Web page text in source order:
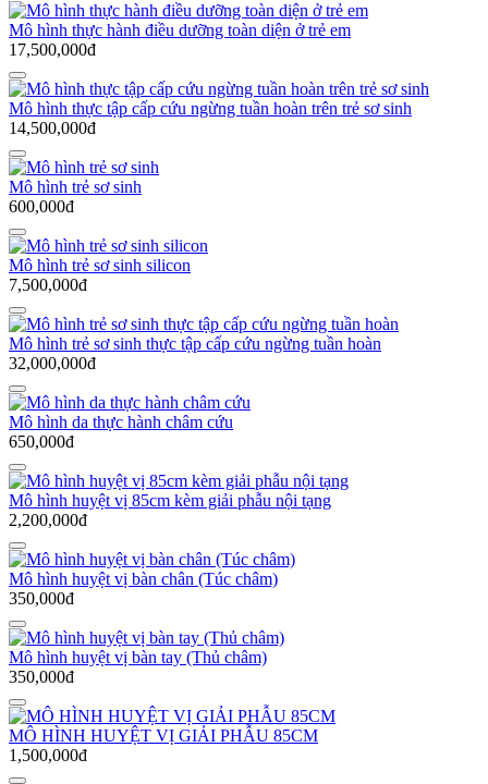
Mô hình thực hành điều dưỡng toàn diện ở trẻ em
17,500,000đ
Mô hình thực tập cấp cứu ngừng tuần hoàn trên trẻ sơ sinh
14,500,000đ
Mô hình trẻ sơ sinh
600,000đ
Mô hình trẻ sơ sinh silicon
7,500,000đ
Mô hình trẻ sơ sinh thực tập cấp cứu ngừng tuần hoàn
32,000,000đ
Mô hình da thực hành châm cứu
650,000đ
Mô hình huyệt vị 85cm kèm giải phẫu nội tạng
2,200,000đ
Mô hình huyệt vị bàn chân (Túc châm)
350,000đ
Mô hình huyệt vị bàn tay (Thủ châm)
350,000đ
MÔ HÌNH HUYỆT VỊ GIẢI PHẪU 85CM
1,500,000đ